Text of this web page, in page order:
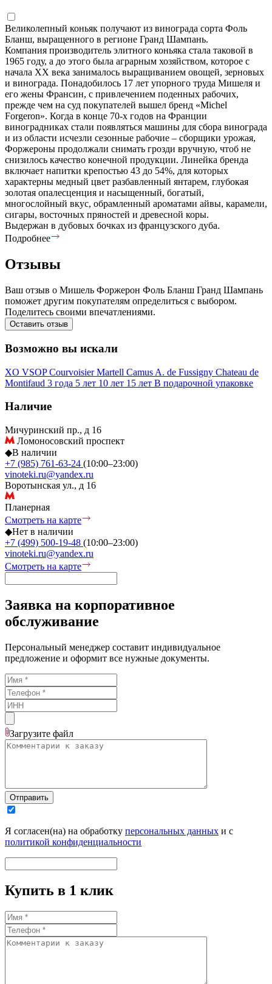
Великолепный коньяк получают из винограда сорта Фоль
Бланш, выращенного в регионе Гранд Шампань.
Компания производитель элитного коньяка стала таковой в
1965 году, а до этого была аграрным хозяйством, которое с
начала XX века занималось выращиванием овощей, зерновых
и винограда. Понадобилось 17 лет упорного труда Мишеля и
его жены Франсин, с привлечением поденных рабочих,
прежде чем на суд покупателей вышел бренд «Michel
Forgeron». Когда в конце 70-х годов на Франции
виноградниках стали появляться машины для сбора винограда
и из области исчезли сезонные рабочие – сборщики урожая,
Форжероны продолжали снимать грозди вручную, чтоб не
снизилось качество конечной продукции. Линейка бренда
включает напитки крепостью 43 до 54%, для которых
характерны медный цвет разбавленный янтарем, глубокая
золотая опалесценция и насыщенный, богатый,
многослойный вкус, обрамленный ароматами айвы, карамели,
сигары, восточных пряностей и древесной коры.
Выдержан в дубовых бочках из французского дуба.
Подробнее
Отзывы
Ваш отзыв о Мишель Форжерон Фоль Бланш Гранд Шампань
поможет другим покупателям определиться с выбором.
Поделитесь своими впечатлениями.
Оставить отзыв
Возможно вы искали
XO VSOPCourvoisierMartell Camus A. de Fussigny Chateau de
Montifaud 3 года 5 лет 10 лет 15 лет В подарочной упаковке
Наличие
Мичуринский пр., д 16
Ломоносовский проспект
◆В наличии
+7 (985) 761-63-24 (10:00–23:00)
vinoteki.ru@yandex.ru
Воротынская ул., д 16
Планерная
Смотреть на карте
◆Нет в наличии
+7 (499) 500-19-48 (10:00–23:00)
vinoteki.ru@yandex.ru
Смотреть на карте
Заявка на корпоративное
обслуживание
Персональный менеджер составит индивидуальное
предложение и оформит все нужные документы.
Загрузите файл
Отправить
Я согласен(на) на обработку персональных данных и с
политикой конфиденциальности
Купить в 1 клик